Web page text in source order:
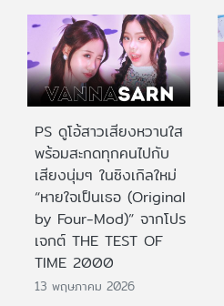
PS ดูโอ้สาวเสียงหวานใส
พร้อมสะกดทุกคนไปกับ
เสียงนุ่มๆ ในซิงเกิลใหม่
“หายใจเป็นเธอ (Original
by Four-Mod)” จากโปร
เจกต์ THE TEST OF
TIME 2000
13 พฤษภาคม 2026